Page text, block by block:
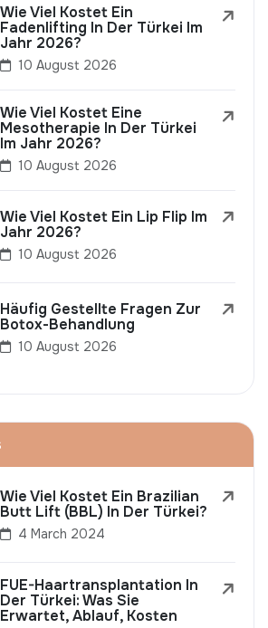
Wie Viel Kostet Ein
Fadenlifting In Der Türkei Im
Jahr 2026?
10 August 2026
Wie Viel Kostet Eine
Mesotherapie In Der Türkei
Im Jahr 2026?
10 August 2026
Wie Viel Kostet Ein Lip Flip Im
Jahr 2026?
10 August 2026
Häufig Gestellte Fragen Zur
Botox-Behandlung
10 August 2026
Wie Viel Kostet Ein Brazilian
Butt Lift (BBL) In Der Türkei?
4 March 2024
FUE-Haartransplantation In
Der Türkei: Was Sie
Erwartet, Ablauf, Kosten